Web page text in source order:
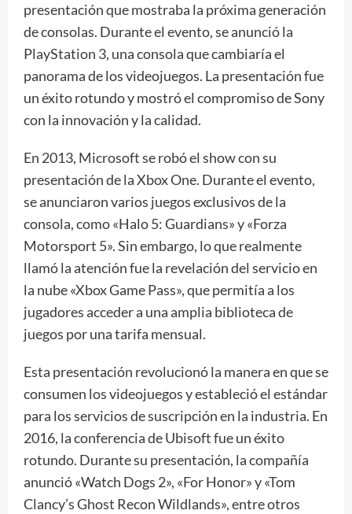
presentación que mostraba la próxima generación
de consolas. Durante el evento, se anunció la
PlayStation 3, una consola que cambiaría el
panorama de los videojuegos. La presentación fue
un éxito rotundo y mostró el compromiso de Sony
con la innovación y la calidad.
En 2013, Microsoft se robó el show con su
presentación de la Xbox One. Durante el evento,
se anunciaron varios juegos exclusivos de la
consola, como «Halo 5: Guardians» y «Forza
Motorsport 5». Sin embargo, lo que realmente
llamó la atención fue la revelación del servicio en
la nube «Xbox Game Pass», que permitía a los
jugadores acceder a una amplia biblioteca de
juegos por una tarifa mensual.
Esta presentación revolucionó la manera en que se
consumen los videojuegos y estableció el estándar
para los servicios de suscripción en la industria. En
2016, la conferencia de Ubisoft fue un éxito
rotundo. Durante su presentación, la compañía
anunció «Watch Dogs 2», «For Honor» y «Tom
Clancy’s Ghost Recon Wildlands», entre otros